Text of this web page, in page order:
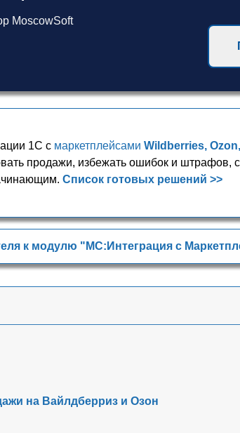
MoscowSoft
1С с маркетплейсами Wildberries,
продажи, избежать ошибок и штрафов,
Список готовых решений >>
к модулю "МС:Интеграция с
на Вайлдберриз и Озон